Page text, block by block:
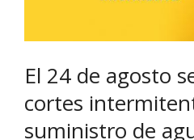
El 24 de agosto
cortes
suministro de